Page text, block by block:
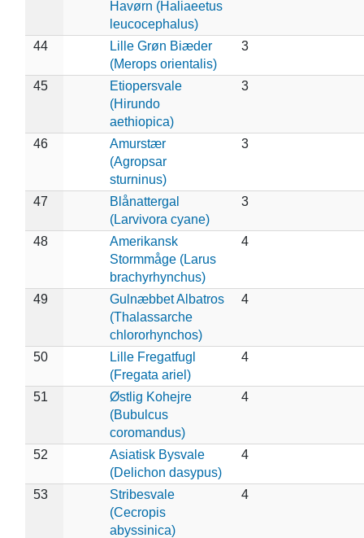
Havørn (Haliaeetus
leucocephalus)
44
Lille Grøn Biæder
(Merops orientalis)
3
45
Etiopersvale
(Hirundo
aethiopica)
3
46
Amurstær
(Agropsar
sturninus)
3
47
Blånattergal
(Larvivora cyane)
3
48
Amerikansk
Stormmåge (Larus
brachyrhynchus)
4
49
Gulnæbbet Albatros
(Thalassarche
chlororhynchos)
4
50
Lille Fregatfugl
(Fregata ariel)
4
51
Østlig Kohejre
(Bubulcus
coromandus)
4
52
Asiatisk Bysvale
(Delichon dasypus)
4
53
Stribesvale
(Cecropis
abyssinica)
4